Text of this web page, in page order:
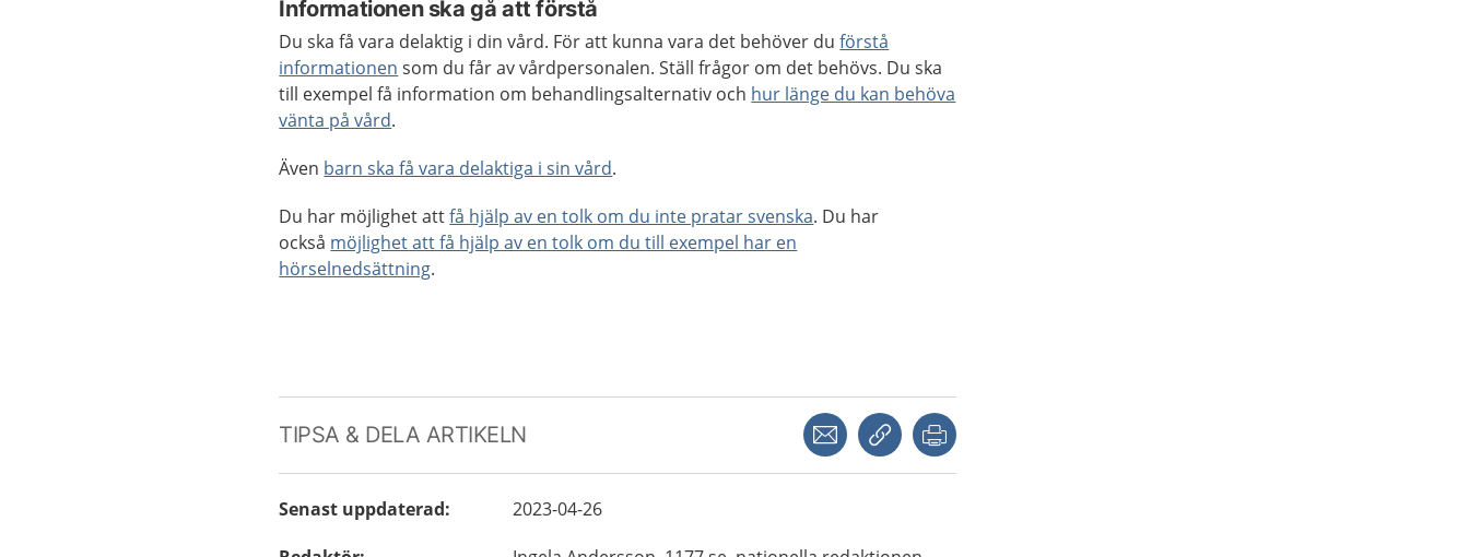
Informationen ska gå att förstå
Du ska få vara delaktig i din vård. För att kunna vara det behöver duförstå
informationen som du får av vårdpersonalen. Ställ frågor om det behövs. Du ska
till exempel få information om behandlingsalternativ och hur länge du kan behöva
vänta på vård.
Även barn ska få vara delaktiga i sin vård.
Du har möjlighet attfå hjälp av en tolk om du inte pratar svenska. Du har
också möjlighet att få hjälp av en tolk om du till exempel har en
hörselnedsättning.
TIPSA & DELA ARTIKELN Dela via mejlKopiera länk
Senast uppdaterad:
2023-04-26